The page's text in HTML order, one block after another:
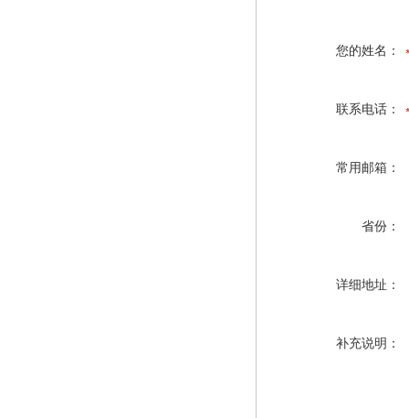
您的姓名：
联系电话：
常用邮箱：
省份：
详细地址：
补充说明：